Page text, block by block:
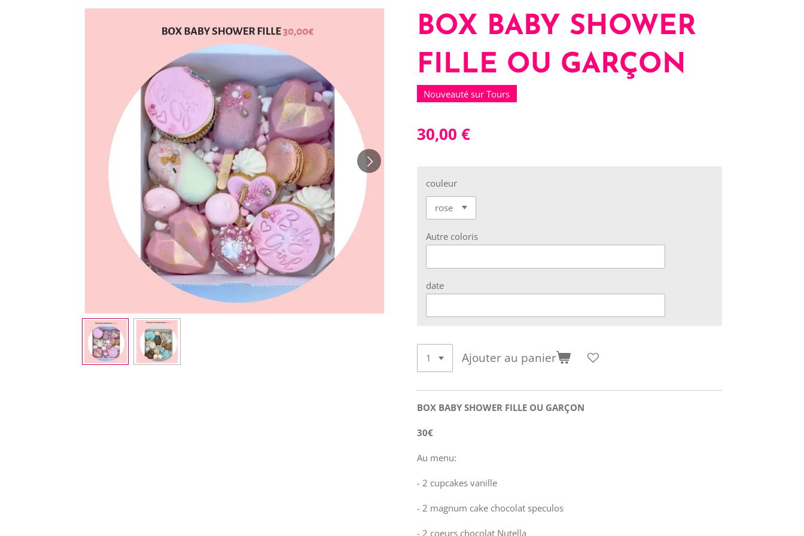
BOX BABY SHOWER
FILLE OU GARÇON
Nouveauté sur Tours
30,00 €
couleur
Autre coloris
date
Ajouter au panier
BOX BABY SHOWER FILLE OU GARÇON
30€
Au menu:
- 2 cupcakes vanille
- 2 magnum cake chocolat speculos
- 2 coeurs chocolat Nutella